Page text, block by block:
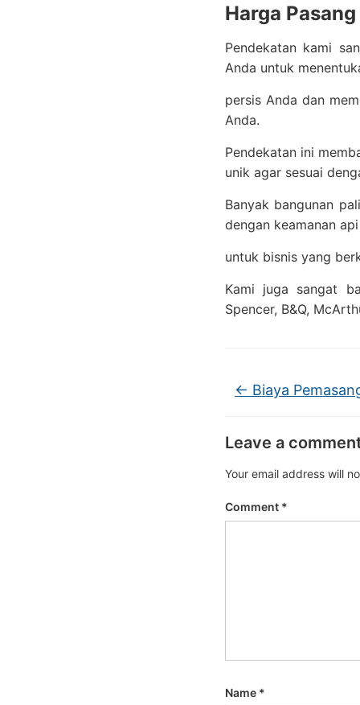
Harga
Pendekatan kami
Anda untuk
persis Anda dan
Anda.
Pendekatan ini
unik agar sesuai
Banyak bangunan
dengan keamanan
untuk bisnis yang
Kami juga sangat
Spencer, B&Q,
← Biaya
Leave a
Your email address will
Comment *
Name *